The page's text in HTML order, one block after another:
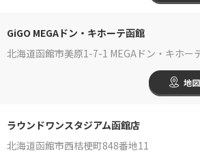
GiGO MEGAドン・キホーテ函館
北海道函館市美原1-7-1 MEGAドン・キホー
地図
ラウンドワンスタジアム函館店
北海道函館市西桔梗町848番地11